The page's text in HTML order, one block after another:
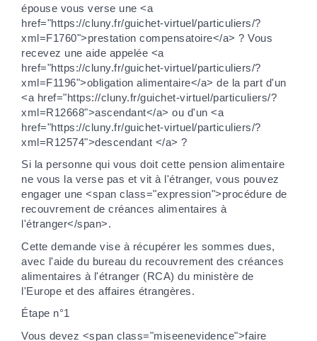
épouse vous verse une <a
href="https://cluny.fr/guichet-virtuel/particuliers/?
xml=F1760">prestation compensatoire</a> ? Vous
recevez une aide appelée <a
href="https://cluny.fr/guichet-virtuel/particuliers/?
xml=F1196">obligation alimentaire</a> de la part d'un
<a href="https://cluny.fr/guichet-virtuel/particuliers/?
xml=R12668">ascendant</a> ou d'un <a
href="https://cluny.fr/guichet-virtuel/particuliers/?
xml=R12574">descendant </a> ?
Si la personne qui vous doit cette pension alimentaire
ne vous la verse pas et vit à l'étranger, vous pouvez
engager une <span class="expression">procédure de
recouvrement de créances alimentaires à
l'étranger</span>.
Cette demande vise à récupérer les sommes dues,
avec l'aide du bureau du recouvrement des créances
alimentaires à l'étranger (RCA) du ministère de
l'Europe et des affaires étrangères.
Étape n°1
Vous devez <span class="miseenevidence">faire